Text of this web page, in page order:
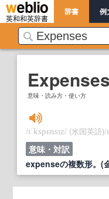
英和和英辞書
辞書 例
Expenses
意味・読み方・使い方
/ɪˈkspɛnsɪz/ (米国英語)/
意味・対訳
expenseの複数形。(